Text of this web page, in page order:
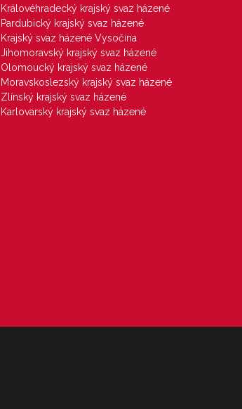
Královéhradecký krajský svaz házené
Pardubický krajský svaz házené
Krajský svaz házené Vysočina
Jihomoravský krajský svaz házené
Olomoucký krajský svaz házené
Moravskoslezský krajský svaz házené
Zlínský krajský svaz házené
Karlovarský krajský svaz házené